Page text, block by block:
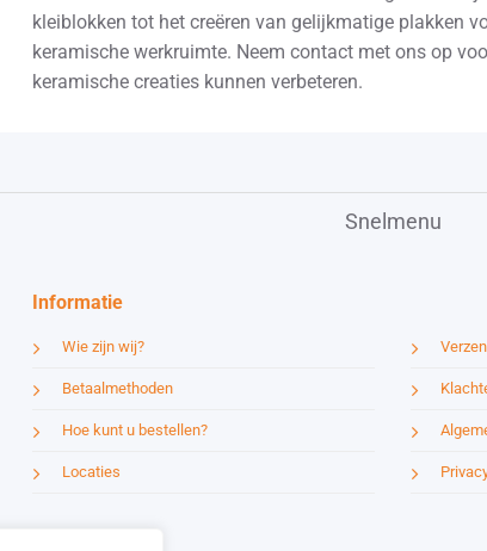
kleiblokken tot het creëren van gelijkmatige plakken
keramische werkruimte. Neem contact met ons op
keramische creaties kunnen verbeteren.
Snelmenu
Informatie
Wie zijn wij?
Betaalmethoden
Hoe kunt u bestellen?
Locaties